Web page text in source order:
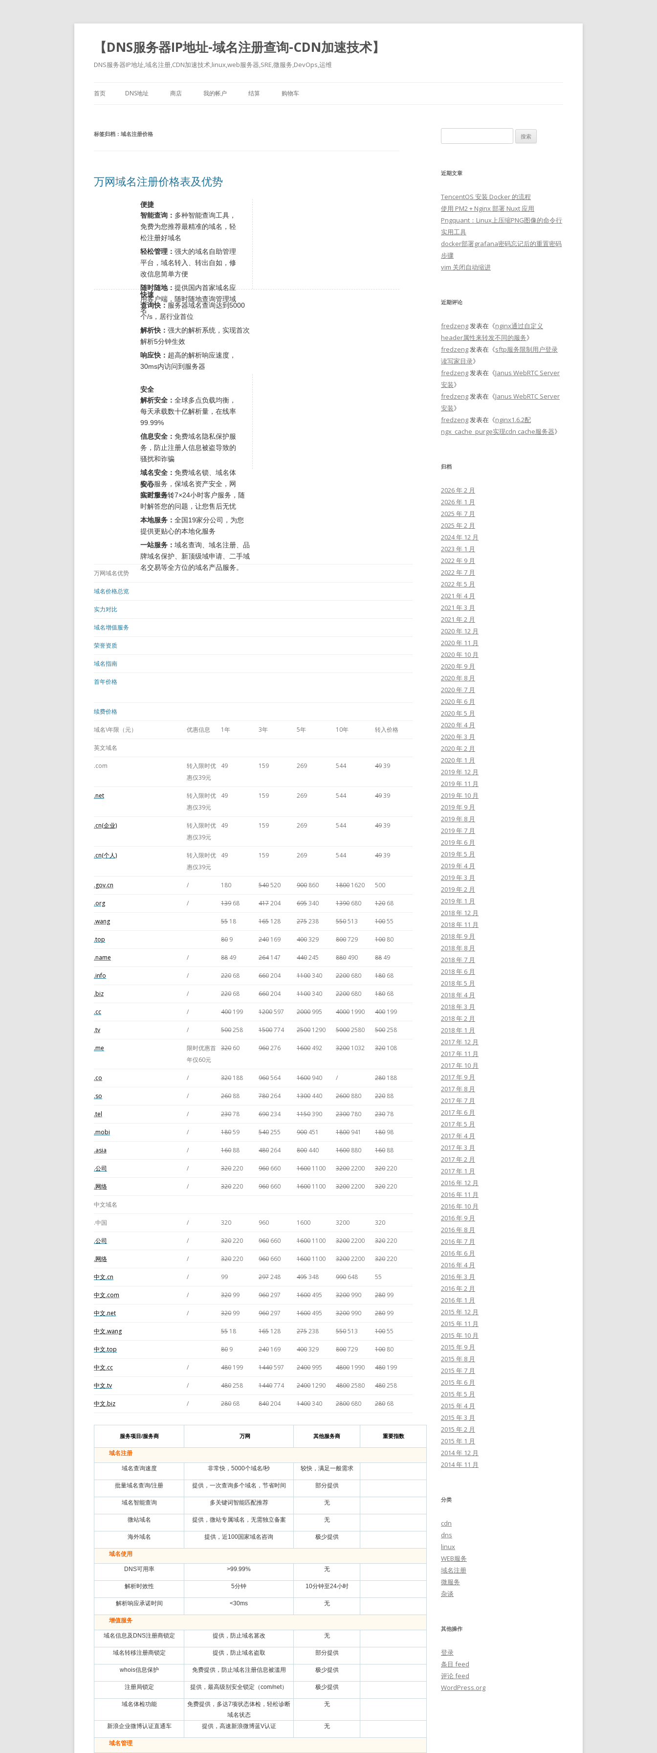
【DNS服务器IP地址-域名注册查询-CDN加速技术】
DNS服务器IP地址,域名注册,CDN加速技术,linux,web服务器,SRE,微服务,DevOps,运维
首页 DNS地址 商店 我的帐户 结算 购物车
标签归档： 域名注册价格
万网域名注册价格表及优势
便捷
智能查询： 多种智能查询工具，
免费为您推荐最精准的域名，轻
松注册好域名
轻松管理： 强大的域名自助管理
平台，域名转入、转出自如，修
改信息简单方便
随时随地：提供国内首家域名应
用客户端，随时随地查询管理域
名
快速
查询快： 服务器域名查询达到5000
个/s，居行业首位
解析快： 强大的解析系统，实现首次
解析5分钟生效
响应快： 超高的解析响应速度，
30ms内访问到服务器
安全
解析安全： 全球多点负载均衡，
每天承载数十亿解析量，在线率
99.99%
信息安全： 免费域名隐私保护服
务，防止注册人信息被盗导致的
骚扰和诈骗
域名安全： 免费域名锁、域名体
检等服务，保域名资产安全，网
站正常运转
安心
实时服务：7×24小时客户服务，随
时解答您的问题，让您售后无忧
本地服务： 全国19家分公司，为您
提供更贴心的本地化服务
一站服务： 域名查询、域名注册、品
牌域名保护、新顶级域申请、二手域
名交易等全方位的域名产品服务。
万网域名优势
域名价格总览
实力对比
域名增值服务
荣誉资质
域名指南
首年价格
续费价格
域名\年限（元） 优惠信息 1年 3年 5年 10年 转入价格
英文域名
.com
转入限时优
惠仅39元
49 159 269 544 4939
.net
转入限时优
惠仅39元
49 159 269 544 4939
.cn(企业)
转入限时优
惠仅39元
49 159 269 544 4939
.cn(个人)
转入限时优
惠仅39元
49 159 269 544 4939
.gov.cn / 180 540520 900 860 1800 1620 500
.org / 139 68 417204 695340 1390 680 120 68
.wang 55 18 165 128 275238 550513 10055
.top 80 9 240 169 400329 800729 100 80
.name / 88 49 264 147 440245 880 490 88 49
.info / 220 68 660204 1100340 2200 680 180 68
.biz / 220 68 660204 1100340 2200 680 180 68
.cc / 400 199 1200597 2000 995 4000 1990 400 199
.tv / 500258 1500774 2500 1290 50002580 500258
.me
限时优惠首
年仅60元
320 60 960276 1600 492 3200 1032 320 108
.co / 320 188 960564 1600 940 / 280 188
.so / 260 88 780264 1300 440 2600 880 220 88
.tel / 23078 690234 1150390 2300780 23078
.mobi / 18059 540255 900 451 1800 941 180 98
.asia / 160 88 480264 800 440 1600 880 160 88
.公司 / 320220 960 660 1600 1100 32002200 320220
.网络 / 320220 960 660 1600 1100 32002200 320220
中文域名
.中国 / 320 960 1600 3200 320
.公司 / 320220 960 660 1600 1100 32002200 320220
.网络 / 320220 960 660 1600 1100 32002200 320220
中文.cn / 99 297248 495348 990 648 55
中文.com / 320 99 960297 1600 495 3200 990 280 99
中文.net / 320 99 960297 1600 495 3200 990 280 99
中文.wang 55 18 165 128 275238 550513 10055
中文.top 80 9 240 169 400329 800729 100 80
中文.cc / 480 199 1440597 2400 995 4800 1990 480 199
中文.tv / 480258 1440774 2400 1290 48002580 480258
中文.biz / 280 68 840204 1400340 2800 680 280 68
服务项目/服务商 万网 其他服务商 重要指数
域名注册
域名查询速度 非常快，5000个域名/秒 较快，满足一般需求
批量域名查询/注册 提供，一次查询多个域名，节省时间 部分提供
域名智能查询 多关键词智能匹配推荐 无
微站域名 提供，微站专属域名，无需独立备案 无
海外域名 提供，近100国家域名咨询 极少提供
域名使用
DNS可用率 >99.99% 无
解析时效性 5分钟 10分钟至24小时
解析响应承诺时间 <30ms 无
增值服务
域名信息及DNS注册商锁定 提供，防止域名篡改 无
域名转移注册商锁定 提供，防止域名盗取 部分提供
whois信息保护 免费提供，防止域名注册信息被滥用 极少提供
注册局锁定 提供，最高级别安全锁定（com/net） 极少提供
域名体检功能
免费提供，多达7项状态体检，轻松诊断
域名状态
无
新浪企业微博认证直通车 提供，高速新浪微博蓝V认证 无
域名管理
索：
近期文章
TencentOS 安装 Docker 的流程
使用 PM2 + Nginx 部署 Nuxt 应用
Pngquant：Linux上压缩PNG图像的命令行
实用工具
docker部署grafana密码忘记后的重置密码
步骤
vim 关闭自动缩进
近期评论
fredzeng发表在《nginx通过自定义
header属性来转发不同的服务》
fredzeng发表在《sftp服务限制用户登录
读写家目录》
fredzeng发表在《Janus WebRTC Server
安装》
fredzeng发表在《Janus WebRTC Server
安装》
fredzeng发表在《nginx1.6.2配
ngx_cache_purge实现cdn cache服务器》
归档
2026 年 2 月
2026 年 1 月
2025 年 7 月
2025 年 2 月
2024 年 12 月
2023 年 1 月
2022 年 9 月
2022 年 7 月
2022 年 5 月
2021 年 4 月
2021 年 3 月
2021 年 2 月
2020 年 12 月
2020 年 11 月
2020 年 10 月
2020 年 9 月
2020 年 8 月
2020 年 7 月
2020 年 6 月
2020 年 5 月
2020 年 4 月
2020 年 3 月
2020 年 2 月
2020 年 1 月
2019 年 12 月
2019 年 11 月
2019 年 10 月
2019 年 9 月
2019 年 8 月
2019 年 7 月
2019 年 6 月
2019 年 5 月
2019 年 4 月
2019 年 3 月
2019 年 2 月
2019 年 1 月
2018 年 12 月
2018 年 11 月
2018 年 9 月
2018 年 8 月
2018 年 7 月
2018 年 6 月
2018 年 5 月
2018 年 4 月
2018 年 3 月
2018 年 2 月
2018 年 1 月
2017 年 12 月
2017 年 11 月
2017 年 10 月
2017 年 9 月
2017 年 8 月
2017 年 7 月
2017 年 6 月
2017 年 5 月
2017 年 4 月
2017 年 3 月
2017 年 2 月
2017 年 1 月
2016 年 12 月
2016 年 11 月
2016 年 10 月
2016 年 9 月
2016 年 8 月
2016 年 7 月
2016 年 6 月
2016 年 4 月
2016 年 3 月
2016 年 2 月
2016 年 1 月
2015 年 12 月
2015 年 11 月
2015 年 10 月
2015 年 9 月
2015 年 8 月
2015 年 7 月
2015 年 6 月
2015 年 5 月
2015 年 4 月
2015 年 3 月
2015 年 2 月
2015 年 1 月
2014 年 12 月
2014 年 11 月
分类
cdn
dns
linux
WEB服务
域名注册
微服务
杂谈
其他操作
登录
条目 feed
评论 feed
WordPress.org